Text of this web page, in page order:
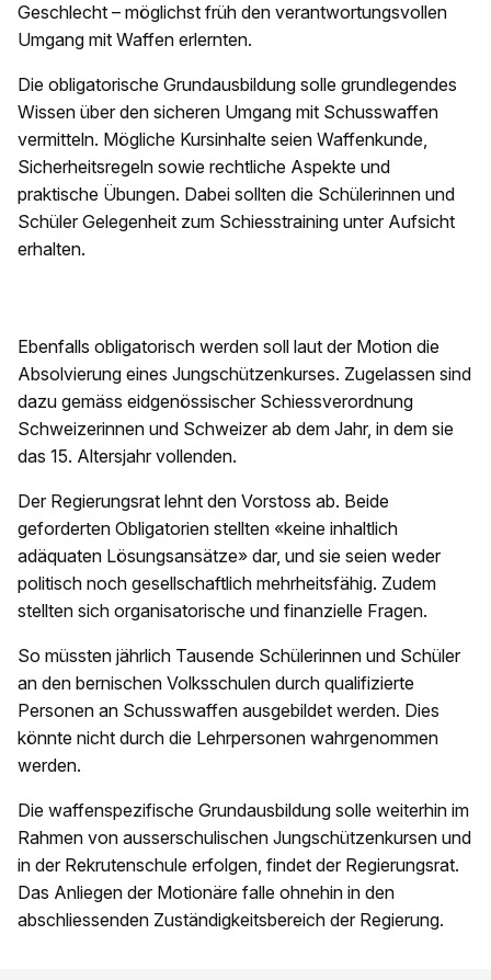
Geschlecht – möglichst früh den verantwortungsvollen
Umgang mit Waffen erlernten.
Die obligatorische Grundausbildung solle grundlegendes
Wissen über den sicheren Umgang mit Schusswaffen
vermitteln. Mögliche Kursinhalte seien Waffenkunde,
Sicherheitsregeln sowie rechtliche Aspekte und
praktische Übungen. Dabei sollten die Schülerinnen und
Schüler Gelegenheit zum Schiesstraining unter Aufsicht
erhalten.
Ebenfalls obligatorisch werden soll laut der Motion die
Absolvierung eines Jungschützenkurses. Zugelassen sind
dazu gemäss eidgenössischer Schiessverordnung
Schweizerinnen und Schweizer ab dem Jahr, in dem sie
das 15. Altersjahr vollenden.
Der Regierungsrat lehnt den Vorstoss ab. Beide
geforderten Obligatorien stellten «keine inhaltlich
adäquaten Lösungsansätze» dar, und sie seien weder
politisch noch gesellschaftlich mehrheitsfähig. Zudem
stellten sich organisatorische und finanzielle Fragen.
So müssten jährlich Tausende Schülerinnen und Schüler
an den bernischen Volksschulen durch qualifizierte
Personen an Schusswaffen ausgebildet werden. Dies
könnte nicht durch die Lehrpersonen wahrgenommen
werden.
Die waffenspezifische Grundausbildung solle weiterhin im
Rahmen von ausserschulischen Jungschützenkursen und
in der Rekrutenschule erfolgen, findet der Regierungsrat.
Das Anliegen der Motionäre falle ohnehin in den
abschliessenden Zuständigkeitsbereich der Regierung.